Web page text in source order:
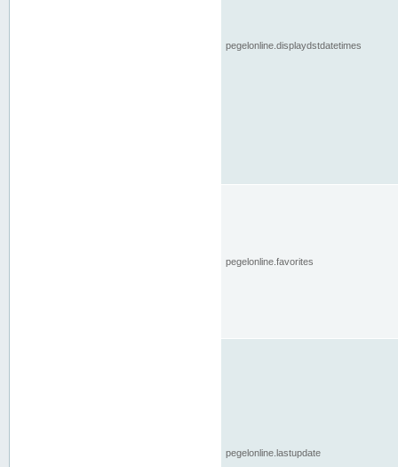
pegelonline.displaydstdatetimes
pegelonline.favorites
pegelonline.lastupdate